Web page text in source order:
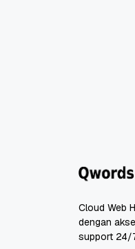
Cloud Web
dengan
support 24/